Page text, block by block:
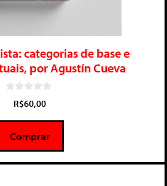
categorias de base e
por Agustín Cueva
5
R$60,00
Comprar